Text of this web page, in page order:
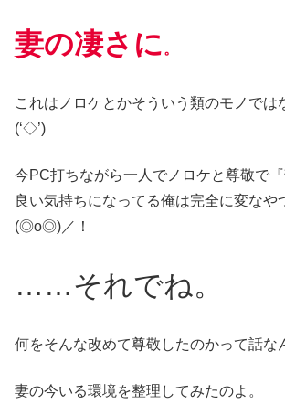
妻の凄さに。
これはノロケとかそういう類のモノでは
(‘◇’)ゞ
今PC打ちながら一人でノロケと尊敬で
良い気持ちになってる俺は完全に変なや
(◎o◎)／！
……それでね。
何をそんな改めて尊敬したのかって話な
妻の今いる環境を整理してみたのよ。